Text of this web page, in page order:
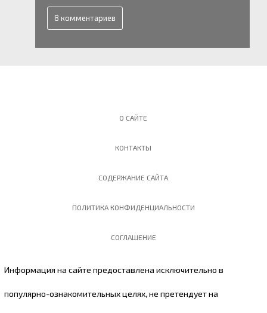
8 комментариев
О САЙТЕ
КОНТАКТЫ
СОДЕРЖАНИЕ САЙТА
ПОЛИТИКА КОНФИДЕНЦИАЛЬНОСТИ
СОГЛАШЕНИЕ
Информация на сайте предоставлена исключительно в
популярно-ознакомительных целях, не претендует на